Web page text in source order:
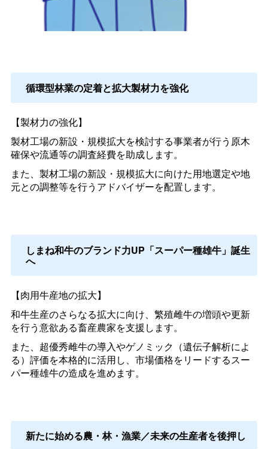
循環型林業の定着と拡大製材力を強化
【製材力の強化】
製材工場の新設・規模拡大を検討する事業者が行う原木
確保や流通等の調査経費を助成します。
また、製材工場の新設・規模拡大に向けた用地選定や地
元との調整等を行うアドバイザーを配置します。
しまね和牛のブランド力UP「スーパー種雄牛」誕生
へ
【肉用牛産地の拡大】
和牛生産のさらなる拡大に向け、繁殖雌牛の増頭や更新
を行う意欲ある畜産農家を支援します。
また、超優秀雌牛の導入やゲノミック（遺伝子解析によ
る）評価を本格的に活用し、市場価格をリードするスー
パー種雄牛の造成を進めます。
新たに始める農・林・漁業／未来の生産者を後押し